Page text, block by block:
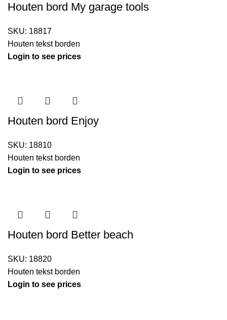
Houten bord My garage tools
SKU: 18817
Houten tekst borden
Login to see prices
Houten bord Enjoy
SKU: 18810
Houten tekst borden
Login to see prices
Houten bord Better beach
SKU: 18820
Houten tekst borden
Login to see prices